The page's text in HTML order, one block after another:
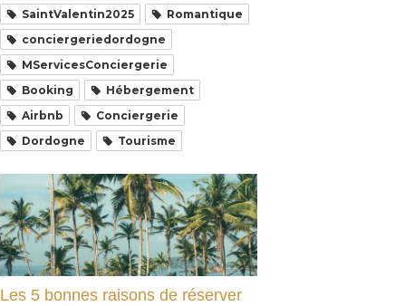
SaintValentin2025
Romantique
conciergeriedordogne
MServicesConciergerie
Booking
Hébergement
Airbnb
Conciergerie
Dordogne
Tourisme
Les 5 bonnes raisons de réserver